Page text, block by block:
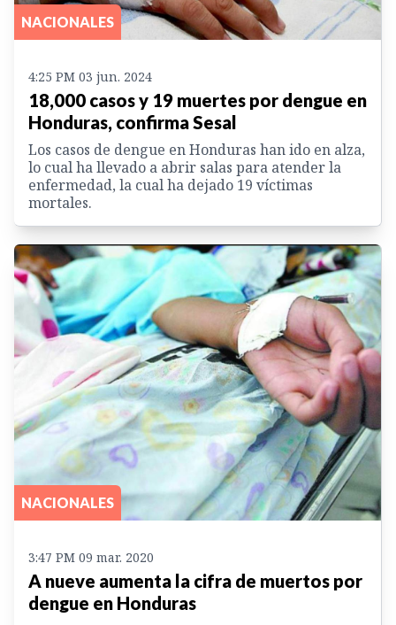
NACIONALES
4:25 PM 03 jun. 2024
18,000 casos y 19 muertes por dengue en
Honduras, confirma Sesal
Los casos de dengue en Honduras han ido en alza,
lo cual ha llevado a abrir salas para atender la
enfermedad, la cual ha dejado 19 víctimas
mortales.
NACIONALES
3:47 PM 09 mar. 2020
A nueve aumenta la cifra de muertos por
dengue en Honduras